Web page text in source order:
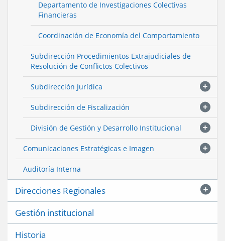
Departamento de Investigaciones Colectivas
Financieras
Coordinación de Economía del Comportamiento
Subdirección Procedimientos Extrajudiciales de
Resolución de Conflictos Colectivos
Subdirección Jurídica
Subdirección de Fiscalización
División de Gestión y Desarrollo Institucional
Comunicaciones Estratégicas e Imagen
Auditoría Interna
Direcciones Regionales
Gestión institucional
Historia